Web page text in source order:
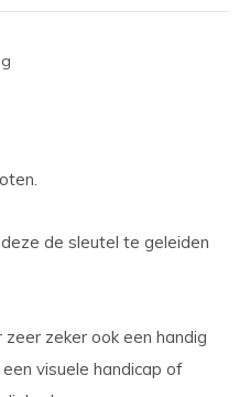
de sleutel te geleiden
zeker ook een handig
visuele handicap of